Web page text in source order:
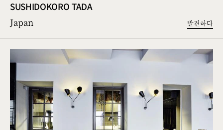
SUSHIDOKORO TADA
Japan 발견하다